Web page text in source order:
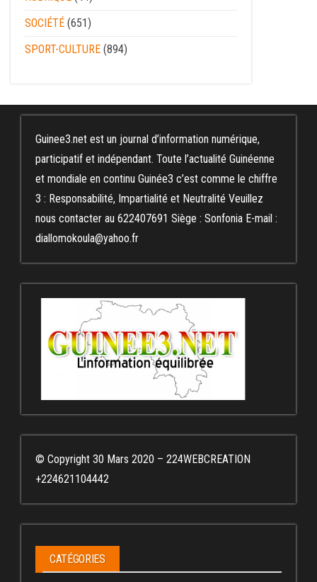
SOCIÉTÉ (651)
SPORT-CULTURE (894)
Guinee3.net est un journal d’information numérique,
participatif et indépendant. Toute l’actualité Guinéenne
et mondiale en continu Guinée3 c’est comme le chiffre
3 : Responsabilité, Impartialité et Neutralité Veuillez
nous contacter au 622407691 Siège : Sonfonia E-mail :
diallomokoula@yahoo.fr
© Copyright 30 Mars 2020 – 224WEBCREATION
+224621104442
CATÉGORIES